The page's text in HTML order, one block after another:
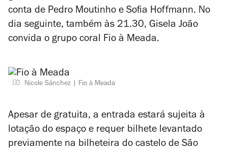
conta de Pedro Moutinho e Sofia Hoffmann. No
dia seguinte, também às 21.30, Gisela João
convida o grupo coral Fio à Meada.
Nicole Sánchez Fio à Meada
Apesar de gratuita, a entrada estará sujeita à
lotação do espaço e requer bilhete levantado
previamente na bilheteira do castelo de São